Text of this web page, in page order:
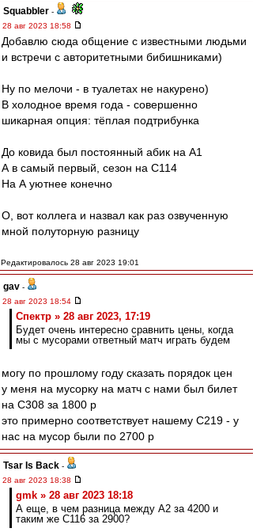
Squabbler -
28 авг 2023 18:58
Добавлю сюда общение с известными людьми
и встречи с авторитетными бибишниками)
Ну по мелочи - в туалетах не накурено)
В холодное время года - совершенно
шикарная опция: тёплая подтрибунка
До ковида был постоянный абик на А1
А в самый первый, сезон на С114
На А уютнее конечно
О, вот коллега и назвал как раз озвученную
мной полуторную разницу
Редактировалось 28 авг 2023 19:01
gav -
28 авг 2023 18:54
Спектр » 28 авг 2023, 17:19
Будет очень интересно сравнить цены, когда
мы с мусорами ответный матч играть будем
могу по прошлому году сказать порядок цен
у меня на мусорку на матч с нами был билет
на С308 за 1800 р
это примерно соответствует нашему С219 - у
нас на мусор были по 2700 р
Tsar Is Back -
28 авг 2023 18:38
gmk » 28 авг 2023 18:18
А еще, в чем разница между А2 за 4200 и
таким же С116 за 2900?